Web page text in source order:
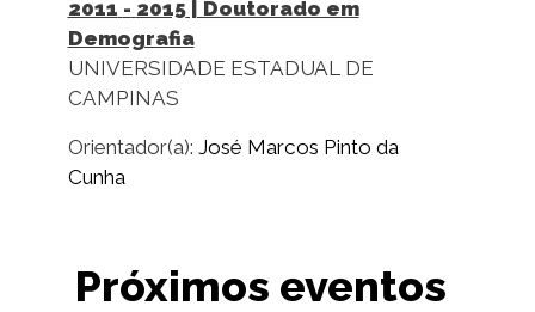
2011 - 2015| Doutorado em
Demografia
UNIVERSIDADE ESTADUAL DE
CAMPINAS
Orientador(a): José Marcos Pinto da
Cunha
Próximos eventos